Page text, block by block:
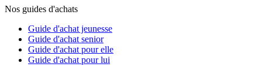
Nos guides d'achats
Guide d'achat jeunesse
Guide d'achat senior
Guide d'achat pour elle
Guide d'achat pour lui